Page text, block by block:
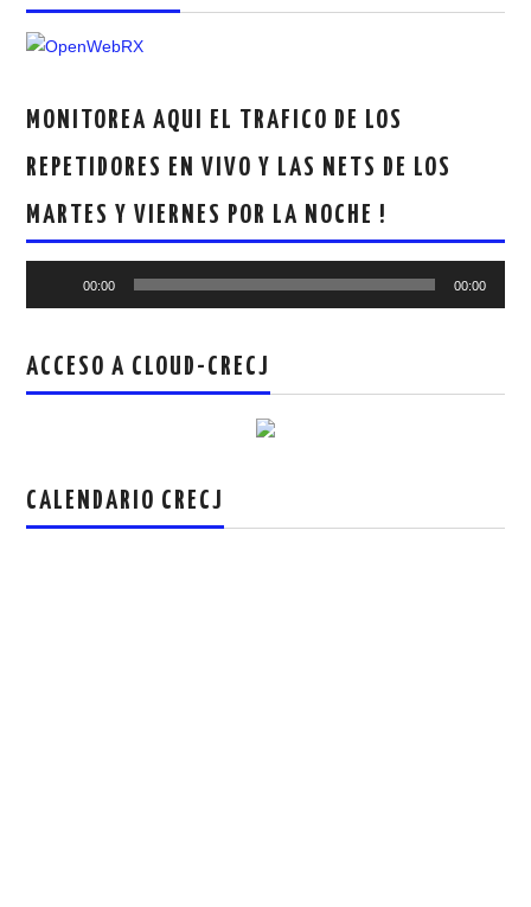
MONITOREA AQUI EL TRAFICO DE LOS
REPETIDORES EN VIVO Y LAS NETS DE LOS
MARTES Y VIERNES POR LA NOCHE !
00:00 00:00
ACCESO A CLOUD-CRECJ
CALENDARIO CRECJ